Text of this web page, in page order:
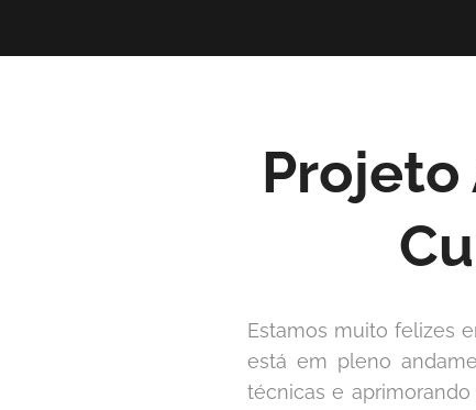
Projeto
Estamos muito felizes
está em pleno
técnicas e